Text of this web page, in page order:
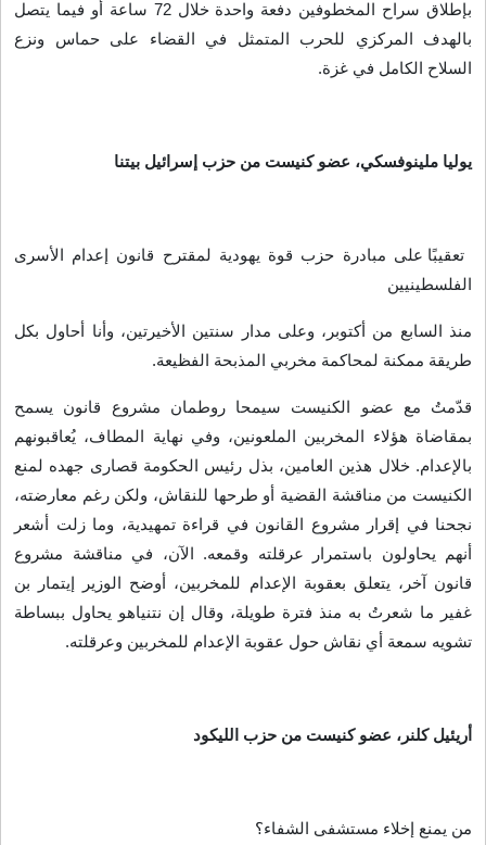
بإطلاق سراح المخطوفين دفعة واحدة خلال 72 ساعة أو فيما يتصل
بالهدف المركزي للحرب المتمثل في القضاء على حماس ونزع
السلاح الكامل في غزة.
يوليا ملينوفسكي، عضو كنيست من حزب إسرائيل بيتنا
تعقيبًا على مبادرة حزب قوة يهودية لمقترح قانون إعدام الأسرى
الفلسطينيين
منذ السابع من أكتوبر، وعلى مدار سنتين الأخيرتين، وأنا أحاول بكل
طريقة ممكنة لمحاكمة مخربي المذبحة الفظيعة.
قدّمتُ مع عضو الكنيست سيمحا روطمان مشروع قانون يسمح
بمقاضاة هؤلاء المخربين الملعونين، وفي نهاية المطاف، يُعاقبونهم
بالإعدام. خلال هذين العامين، بذل رئيس الحكومة قصارى جهده لمنع
الكنيست من مناقشة القضية أو طرحها للنقاش، ولكن رغم معارضته،
نجحنا في إقرار مشروع القانون في قراءة تمهيدية، وما زلت أشعر
أنهم يحاولون باستمرار عرقلته وقمعه. الآن، في مناقشة مشروع
قانون آخر، يتعلق بعقوبة الإعدام للمخربين، أوضح الوزير إيتمار بن
غفير ما شعرتُ به منذ فترة طويلة، وقال إن نتنياهو يحاول ببساطة
تشويه سمعة أي نقاش حول عقوبة الإعدام للمخربين وعرقلته.
أريئيل كلنر، عضو كنيست من حزب الليكود
من يمنع إخلاء مستشفى الشفاء؟